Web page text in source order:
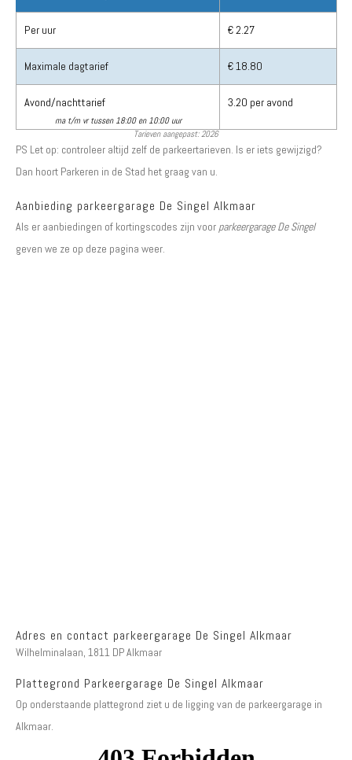
Per uur € 2.27
Maximale dagtarief € 18.80
Avond/nachttarief
ma t/m vr tussen 18:00 en 10:00 uur
3.20 per avond
Tarieven aangepast: 2026
PS Let op: controleer altijd zelf de parkeertarieven. Is er iets gewijzigd?
Dan hoort Parkeren in de Stad het graag van u.
Aanbieding parkeergarage De Singel Alkmaar
Als er aanbiedingen of kortingscodes zijn voor parkeergarage De Singel
geven we ze op deze pagina weer.
Adres en contact parkeergarage De Singel Alkmaar
Wilhelminalaan, 1811 DP Alkmaar
Plattegrond Parkeergarage De Singel Alkmaar
Op onderstaande plattegrond ziet u de ligging van de parkeergarage in
Alkmaar.